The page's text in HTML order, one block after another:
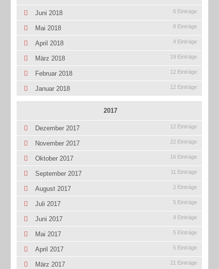
Juni 2018 6 Einträge
Mai 2018 8 Einträge
April 2018 4 Einträge
März 2018 19 Einträge
Februar 2018 12 Einträge
Januar 2018 12 Einträge
2017
Dezember 2017 12 Einträge
November 2017 22 Einträge
Oktober 2017 16 Einträge
September 2017 11 Einträge
August 2017 2 Einträge
Juli 2017 5 Einträge
Juni 2017 9 Einträge
Mai 2017 5 Einträge
April 2017 5 Einträge
März 2017 21 Einträge